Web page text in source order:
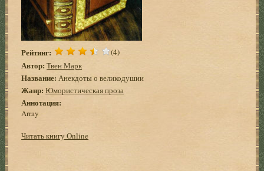
Рейтинг: (4)
Автор: Твен Марк
Название: Анекдоты о великодушии
Жанр: Юмористическая проза
Аннотация:
Array
Читать книгу Online